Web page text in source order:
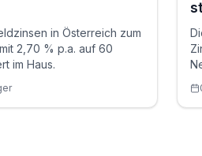
in Österreich zum
2,70 % p.a. auf 60
im Haus.